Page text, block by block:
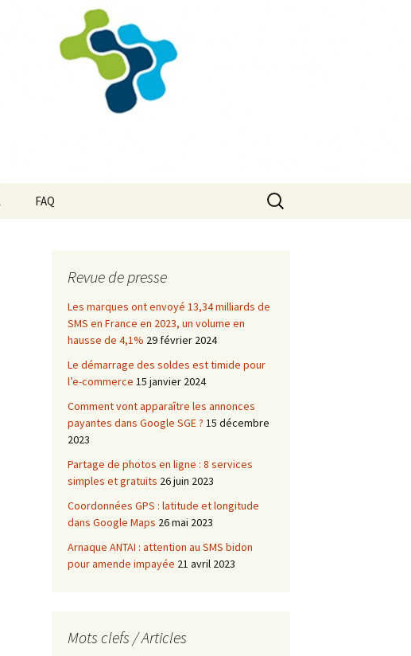
FAQ
Rechercher :
Revue de presse
Les marques ont envoyé 13,34 milliards de
SMS en France en 2023, un volume en
hausse de 4,1% 29 février 2024
Le démarrage des soldes est timide pour
l’e-commerce 15 janvier 2024
Comment vont apparaître les annonces
payantes dans Google SGE ? 15 décembre
2023
Partage de photos en ligne : 8 services
simples et gratuits 26 juin 2023
Coordonnées GPS : latitude et longitude
dans Google Maps 26 mai 2023
Arnaque ANTAI : attention au SMS bidon
pour amende impayée 21 avril 2023
Mots clefs / Articles